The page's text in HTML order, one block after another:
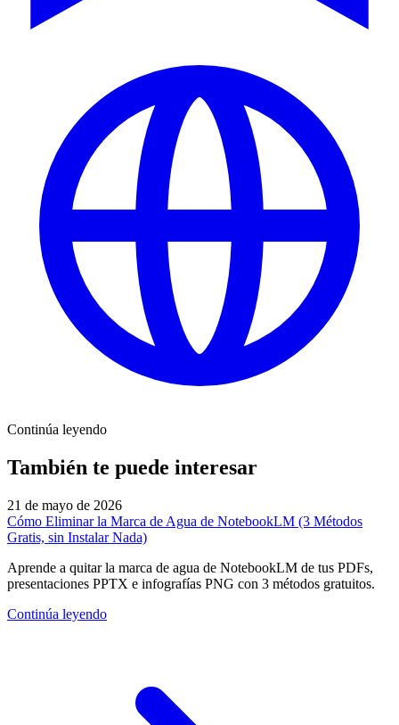
Continúa leyendo
También te puede interesar
21 de mayo de 2026
Cómo Eliminar la Marca de Agua de NotebookLM (3 Métodos
Gratis, sin Instalar Nada)
Aprende a quitar la marca de agua de NotebookLM de tus PDFs,
presentaciones PPTX e infografías PNG con 3 métodos gratuitos.
Continúa leyendo